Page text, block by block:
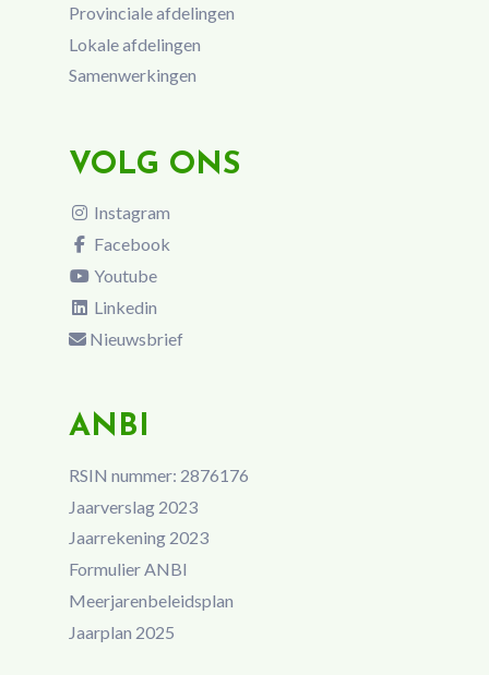
Provinciale afdelingen
Lokale afdelingen
Samenwerkingen
VOLG ONS
Instagram
Facebook
Youtube
Linkedin
Nieuwsbrief
ANBI
RSIN nummer: 2876176
Jaarverslag 2023
Jaarrekening 2023
Formulier ANBI
Meerjarenbeleidsplan
Jaarplan 2025